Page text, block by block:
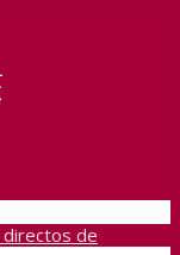
directos de